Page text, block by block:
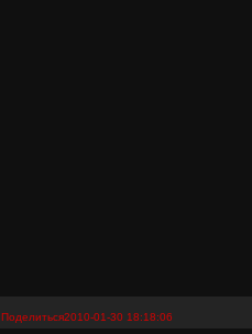
Поделиться2010-01-30 18:18:06